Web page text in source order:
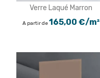
Verre Laqué Marron
A partir de165,00 €/m²